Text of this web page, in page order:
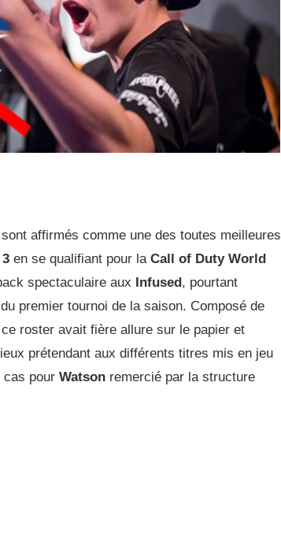
affirmés comme une des toutes meilleures
en se qualifiant pour la Call of Duty World
spectaculaire aux Infused, pourtant
premier tournoi de la saison. Composé de
roster avait fière allure sur le papier et
prétendant aux différents titres mis en jeu
cas pour Watson remercié par la structure